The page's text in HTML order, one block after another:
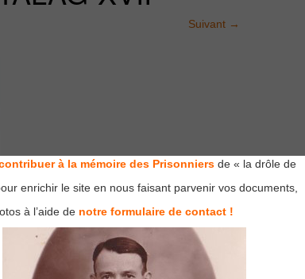
Suivant →
à la mémoire des Prisonniers de « la drôle de
enrichir le site en nous faisant parvenir vos documents,
à l’aide de notre formulaire de contact !